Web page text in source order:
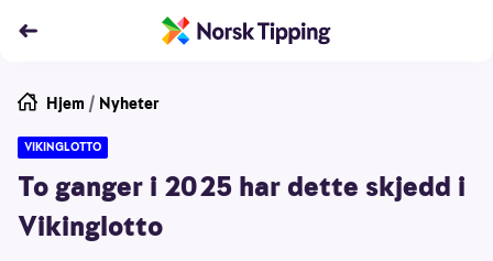
Hjem / Nyheter
VIKINGLOTTO
To ganger i 2025 har dette skjedd i
Vikinglotto